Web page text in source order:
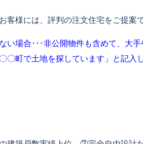
様には、評判の注文住宅をご提案
い場合･･･非公開物件も含めて、大
〇町で土地を探しています」と記入